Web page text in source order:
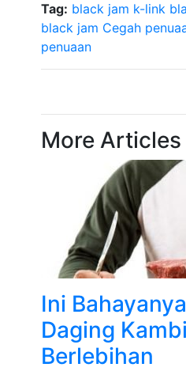
Tag: black jam k-link
black jam Cegah
penuaan
More Articles
Ini
Daging
Berlebihan